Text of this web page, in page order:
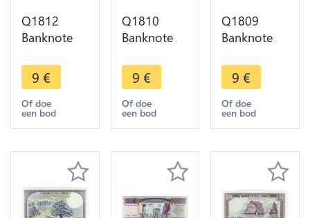
Q1812
Banknote
Liban 250
Livres 1988
UNC ->
Make offer
9 €
Of doe
een bod
Q1810
Banknote
Liban50
Livres
Temple
Bacchus
> Make
9 €
Of doe
een bod
Q1809
Banknote
Liban25
Livres
Forteresse
Saida 1983
Make offer
9 €
Of doe
een bod